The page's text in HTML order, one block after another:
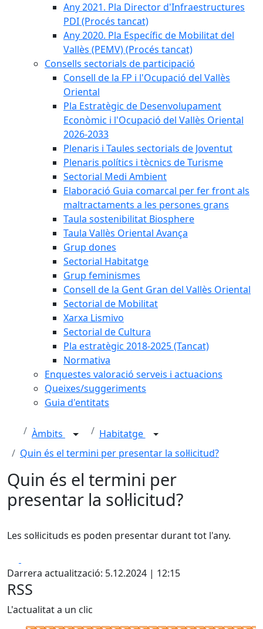
Any 2021. Pla Director d'Infraestructures
PDI (Procés tancat)
Any 2020. Pla Específic de Mobilitat del
Vallès (PEMV) (Procés tancat)
Consells sectorials de participació
Consell de la FP i l'Ocupació del Vallès
Oriental
Pla Estratègic de Desenvolupament
Econòmic i l'Ocupació del Vallès Oriental
2026-2033
Plenaris i Taules sectorials de Joventut
Plenaris polítics i tècnics de Turisme
Sectorial Medi Ambient
Elaboració Guia comarcal per fer front als
maltractaments a les persones grans
Taula sostenibilitat Biosphere
Taula Vallès Oriental Avança
Grup dones
Sectorial Habitatge
Grup feminismes
Consell de la Gent Gran del Vallès Oriental
Sectorial de Mobilitat
Xarxa Lismivo
Sectorial de Cultura
Pla estratègic 2018-2025 (Tancat)
Normativa
Enquestes valoració serveis i actuacions
Queixes/suggeriments
Guia d'entitats
Àmbits
Habitatge
Quin és el termini per presentar la sol·licitud?
Quin és el termini per
presentar la sol·licitud?
Les sol·licituds es poden presentar durant tot l'any.
Darrera actualització: 5.12.2024 | 12:15
RSS
L'actualitat a un clic